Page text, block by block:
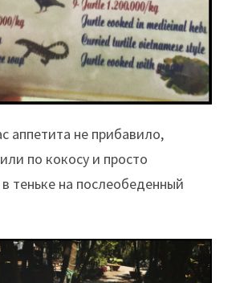
аппетита не прибавило,
по кокосу и просто
теньке на послеобеденный